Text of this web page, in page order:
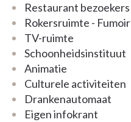
Restaurant bezoekers
Rokersruimte - Fumoir
TV-ruimte
Schoonheidsinstituut
Animatie
Culturele activiteiten
Drankenautomaat
Eigen infokrant